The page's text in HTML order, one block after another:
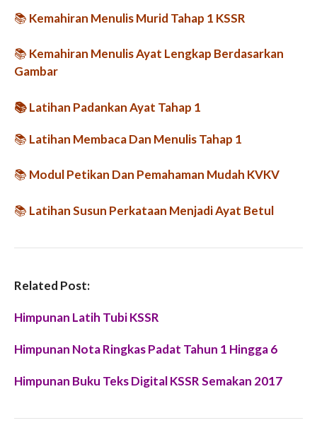
📚 Kemahiran Menulis Murid Tahap 1 KSSR
📚 Kemahiran Menulis Ayat Lengkap Berdasarkan
Gambar
📚Latihan Padankan Ayat Tahap 1
📚 Latihan Membaca Dan Menulis Tahap 1
📚 Modul Petikan Dan Pemahaman Mudah KVKV
📚 Latihan Susun Perkataan Menjadi Ayat Betul
Related Post:
Himpunan Latih Tubi KSSR
Himpunan Nota Ringkas Padat Tahun 1 Hingga 6
Himpunan Buku Teks Digital KSSR Semakan 2017